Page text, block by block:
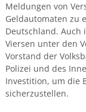
Meldungen von
Geldautomaten zu
Deutschland. Auch
Viersen unter den
Vorstand der
Polizei und des
Investition, um die
sicherzustellen.